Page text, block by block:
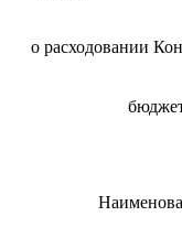
о расходовании